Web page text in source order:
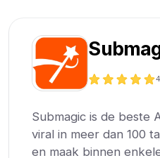
Submagic is de beste
viral in meer dan 100
en maak binnen